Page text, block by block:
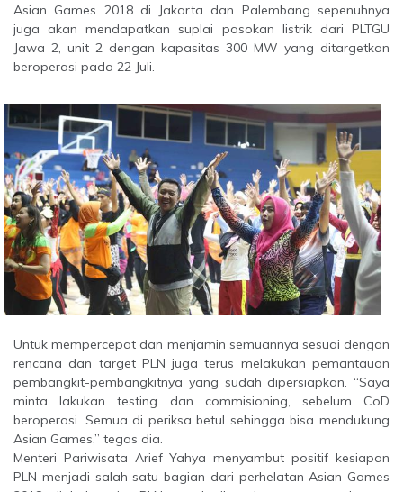
Asian Games 2018 di Jakarta dan Palembang sepenuhnya
juga akan mendapatkan suplai pasokan listrik dari PLTGU
Jawa 2, unit 2 dengan kapasitas 300 MW yang ditargetkan
beroperasi pada 22 Juli.
Untuk mempercepat dan menjamin semuannya sesuai dengan
rencana dan target PLN juga terus melakukan pemantauan
pembangkit-pembangkitnya yang sudah dipersiapkan. “Saya
minta lakukan testing dan commisioning, sebelum CoD
beroperasi. Semua di periksa betul sehingga bisa mendukung
Asian Games,” tegas dia.
Menteri Pariwisata Arief Yahya menyambut positif kesiapan
PLN menjadi salah satu bagian dari perhelatan Asian Games